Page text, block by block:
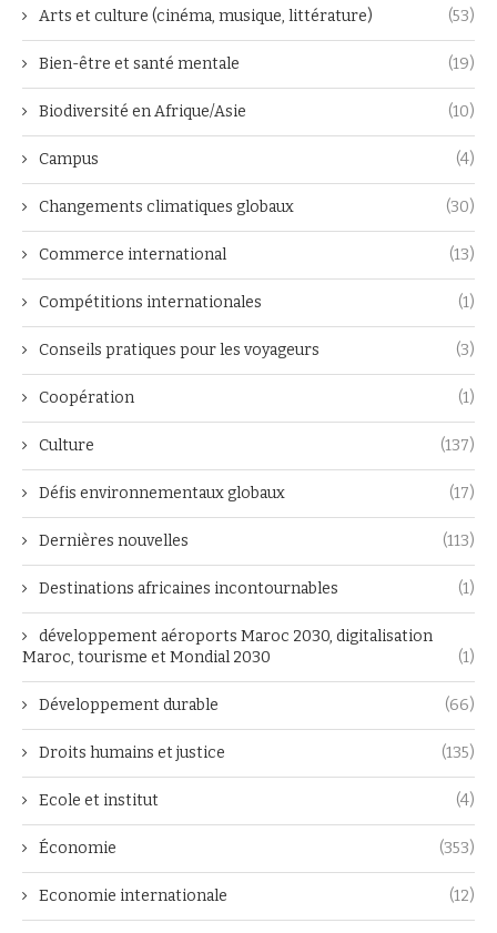
Arts et culture (cinéma, musique, littérature) (53)
Bien-être et santé mentale (19)
Biodiversité en Afrique/Asie (10)
Campus (4)
Changements climatiques globaux (30)
Commerce international (13)
Compétitions internationales (1)
Conseils pratiques pour les voyageurs (3)
Coopération (1)
Culture (137)
Défis environnementaux globaux (17)
Dernières nouvelles (113)
Destinations africaines incontournables (1)
développement aéroports Maroc 2030, digitalisation
Maroc, tourisme et Mondial 2030
(1)
Développement durable (66)
Droits humains et justice (135)
Ecole et institut (4)
Économie (353)
Economie internationale (12)